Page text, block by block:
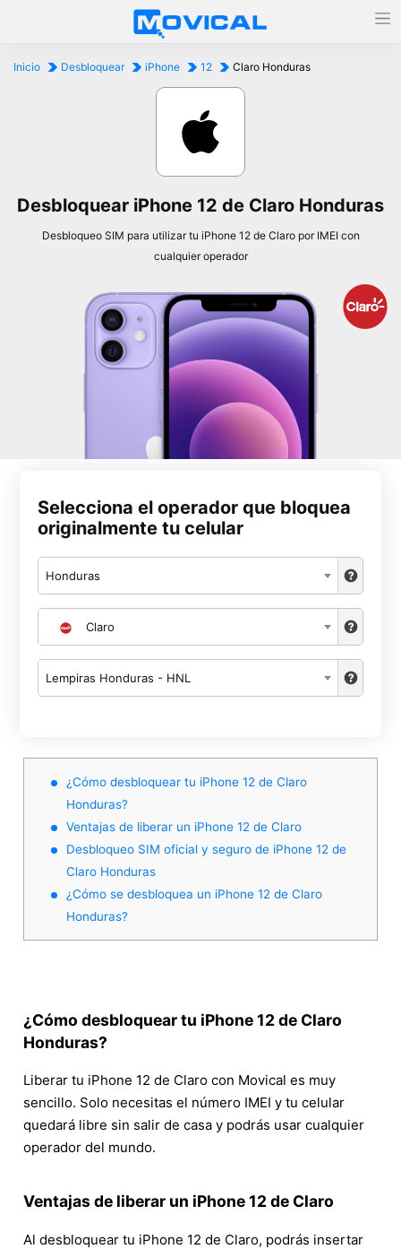
Inicio Desbloquear iPhone 12 Claro Honduras
Desbloquear iPhone 12 de Claro Honduras
Desbloqueo SIM para utilizar tu iPhone 12 de Claro por IMEI con
cualquier operador
Selecciona el operador que bloquea
originalmente tu celular
Honduras
Claro
Lempiras Honduras - HNL
¿Cómo desbloquear tu iPhone 12 de Claro
Honduras?
Ventajas de liberar un iPhone 12 de Claro
Desbloqueo SIM oficial y seguro de iPhone 12 de
Claro Honduras
¿Cómo se desbloquea un iPhone 12 de Claro
Honduras?
¿Cómo desbloquear tu iPhone 12 de Claro
Honduras?
Liberar tu iPhone 12 de Claro con Movical es muy
sencillo. Solo necesitas el número IMEI y tu celular
quedará libre sin salir de casa y podrás usar cualquier
operador del mundo.
Ventajas de liberar un iPhone 12 de Claro
Al desbloquear tu iPhone 12 de Claro, podrás insertar